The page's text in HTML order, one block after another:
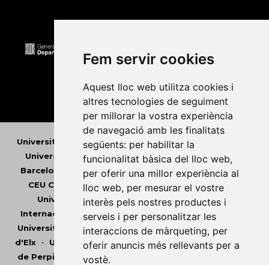
Fem servir cookies
Aquest lloc web utilitza cookies i
altres tecnologies de seguiment
per millorar la vostra experiència
de navegació amb les finalitats
següents: per habilitar la
funcionalitat bàsica del lloc web,
per oferir una millor experiència al
lloc web, per mesurar el vostre
interès pels nostres productes i
serveis i per personalitzar les
interaccions de màrqueting, per
oferir anuncis més rellevants per a
vostè.
Universitat Abat Oliba CEU•Universitat d'Alacant
Universitat d'Andorra•Universitat Autònoma de
Barcelona
Universitat de Barcelona•Universitat
CEU Cardenal Herrera
•Universitat de Girona
Universitat de les Illes Balears•Universitat
Internacional de Catalunya •Universitat Jaume I
Universitat de Lleida•Universitat Miguel Hernández
d'Elx• Universitat Oberta de Catalunya•Universitat
de Perpinyà Via Domitia